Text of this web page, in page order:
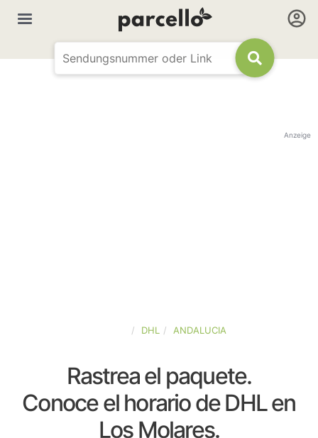
Anzeige
DHL ANDALUCIA
Rastrea el paquete.
Conoce el horario de DHL en
Los Molares.